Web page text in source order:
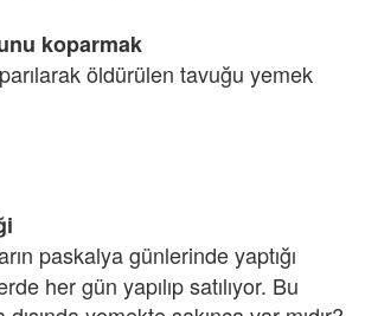
koparmak
öldürülen tavuğu yemek
paskalya günlerinde yaptığı
her gün yapılıp satılıyor. Bu